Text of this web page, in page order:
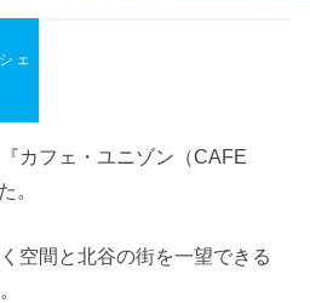
ェ
カフェ・ユニゾン（CAFE
。
空間と北谷の街を一望できる